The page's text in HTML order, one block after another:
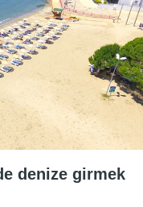
denize girmek